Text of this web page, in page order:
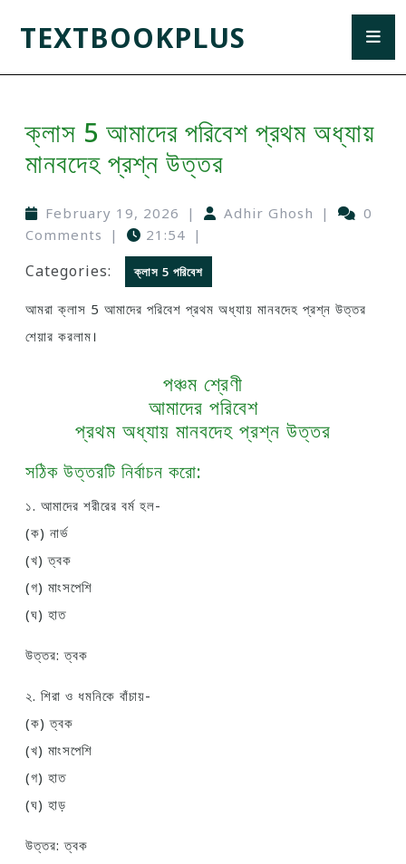
TEXTBOOKPLUS
ক্লাস 5 আমাদের পরিবেশ প্রথম অধ্যায়
মানবদেহ প্রশ্ন উত্তর
February 19, 2026 | Adhir Ghosh |
0
Comments
| 21:54 |
Categories: ক্লাস 5 পরিবেশ
আমরা ক্লাস 5 আমাদের পরিবেশ প্রথম অধ্যায় মানবদেহ প্রশ্ন উত্তর
শেয়ার করলাম।
পঞ্চম শ্রেণী
আমাদের পরিবেশ
প্রথম অধ্যায় মানবদেহ প্রশ্ন উত্তর
সঠিক উত্তরটি নির্বাচন করো:
১. আমাদের শরীরের বর্ম হল-
(ক) নার্ভ
(খ) ত্বক
(গ) মাংসপেশি
(ঘ) হাত
উত্তর: ত্বক
২. শিরা ও ধমনিকে বাঁচায়-
(ক) ত্বক
(খ) মাংসপেশি
(গ) হাত
(ঘ) হাড়
উত্তর: ত্বক